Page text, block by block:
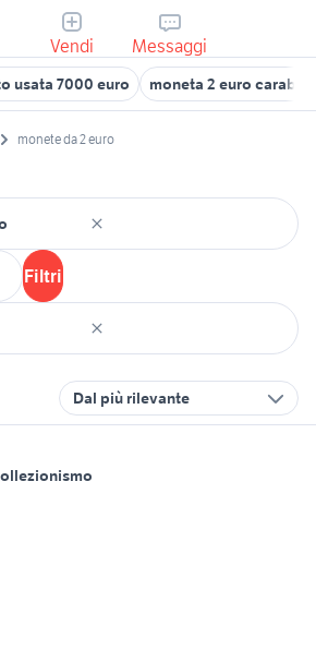
Vendi Messaggi
usata 7000 euro moneta 2 euro
monete da 2 euro
Filtri
Dal più rilevante